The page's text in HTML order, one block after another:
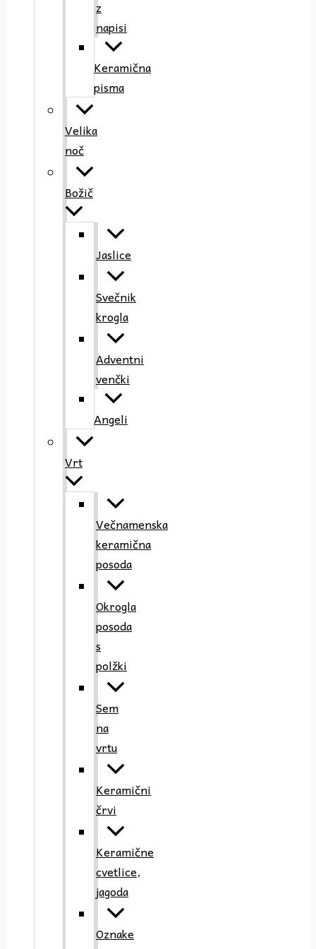
z
napisi
Keramična
pisma
Velika
noč
Božič
Jaslice
Svečnik
krogla
Adventni
venčki
Angeli
Vrt
Večnamenska
keramična
posoda
Okrogla
posoda
s
polžki
Sem
na
vrtu
Keramični
črvi
Keramične
cvetlice,
jagoda
Oznake